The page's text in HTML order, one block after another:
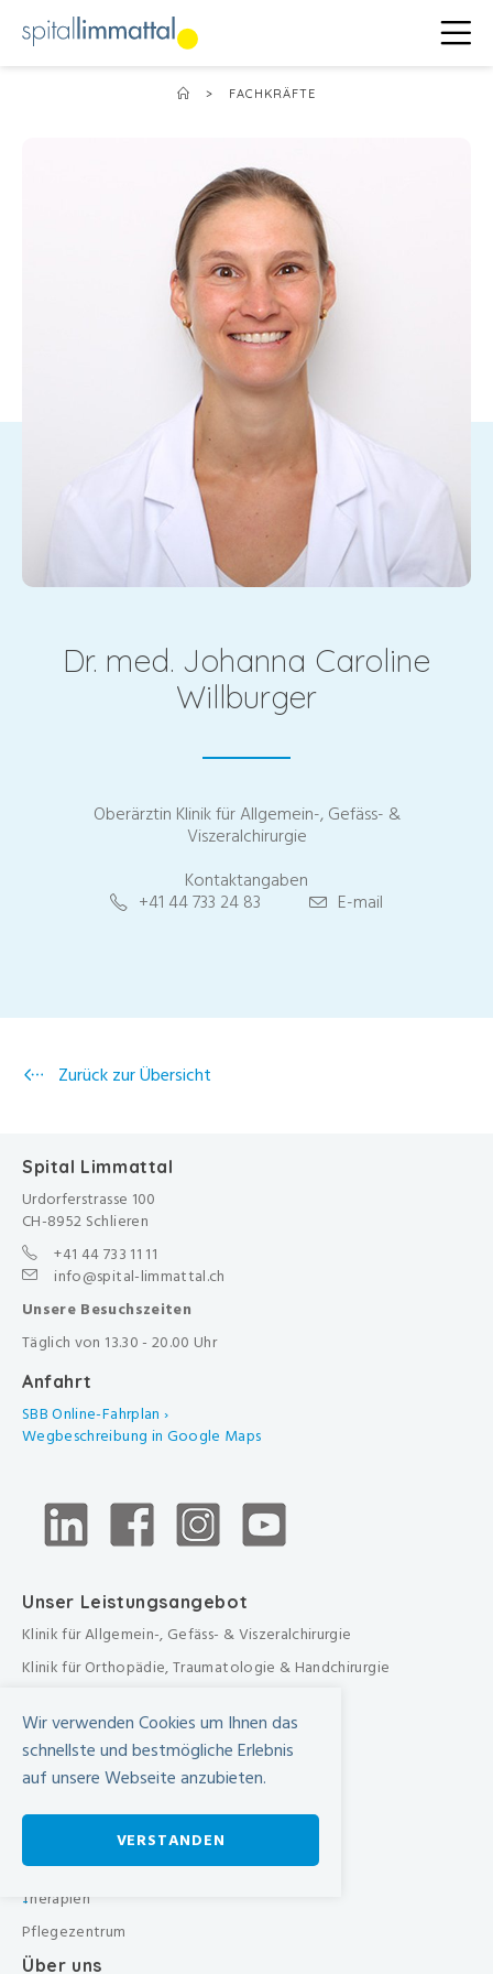
> FACHKRÄFTE
Dr. med. Johanna Caroline
Willburger
Oberärztin Klinik für Allgemein-, Gefäss- &
Viszeralchirurgie
Kontaktangaben
+41 44 733 24 83 E-mail
Zurück zur Übersicht
Spital Limmattal
Urdorferstrasse 100
CH-8952 Schlieren
+41 44 733 11 11
info@spital-limmattal.ch
Unsere Besuchszeiten
Täglich von 13.30 - 20.00 Uhr
Anfahrt
SBB Online-Fahrplan ›
Wegbeschreibung in Google Maps
Unser Leistungsangebot
Klinik für Allgemein-, Gefäss- & Viszeralchirurgie
Klinik für Orthopädie, Traumatologie & Handchirurgie
Medizinische Klinik
Frauenklinik
Übergreifende Bereiche
Beratungen & Dienste
Therapien
Pflegezentrum
Über uns
Wir verwenden Cookies um Ihnen das
schnellste und bestmögliche Erlebnis
auf unsere Webseite anzubieten.
VERSTANDEN
-